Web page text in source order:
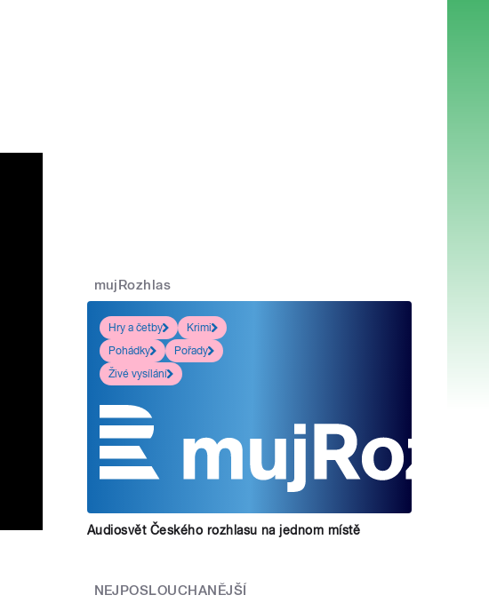
mujRozhlas
Hry a četby
Krimi
Pohádky
Pořady
Živé vysílání
Audiosvět Českého rozhlasu na jednom místě
NEJPOSLOUCHANĚJŠÍ